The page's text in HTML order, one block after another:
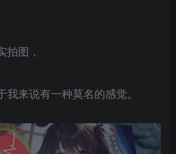
拍图，
来说有一种莫名的感觉。